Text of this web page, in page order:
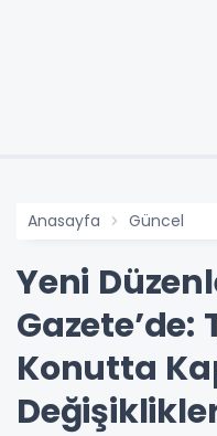
Anasayfa Güncel
Yeni
Konutta